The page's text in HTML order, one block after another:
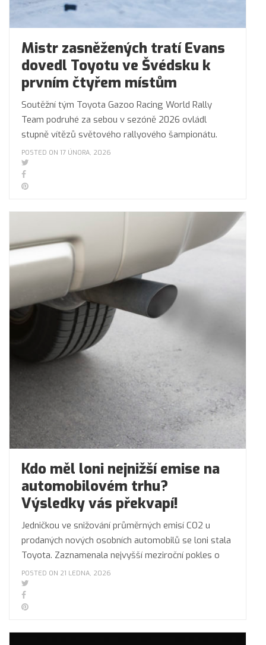
Mistr zasněžených tratí Evans
dovedl Toyotu ve Švédsku k
prvním čtyřem místům
Soutěžní tým Toyota Gazoo Racing World Rally
Team podruhé za sebou v sezóně 2026 ovládl
stupně vítězů světového rallyového šampionátu.
POSTED ON 17 ÚNORA, 2026
Kdo měl loni nejnižší emise na
automobilovém trhu?
Výsledky vás překvapí!
Jedničkou ve snižování průměrných emisí CO2 u
prodaných nových osobních automobilů se loni stala
Toyota. Zaznamenala nejvyšší meziroční pokles o
POSTED ON 21 LEDNA, 2026